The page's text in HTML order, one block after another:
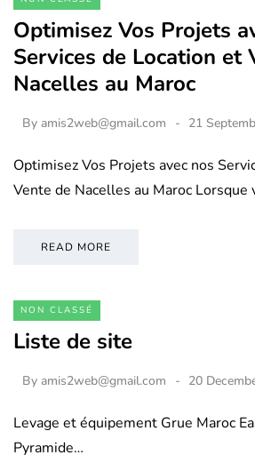
Optimisez Vos Projets
Services de Location et
Nacelles au Maroc
By amis2web@gmail.com 21
Optimisez Vos Projets avec nos
Vente de Nacelles au Maroc Lorsque
READ MORE
NON CLASSÉ
Liste de site
By amis2web@gmail.com 20
Levage et équipement Grue Maroc
Pyramide…